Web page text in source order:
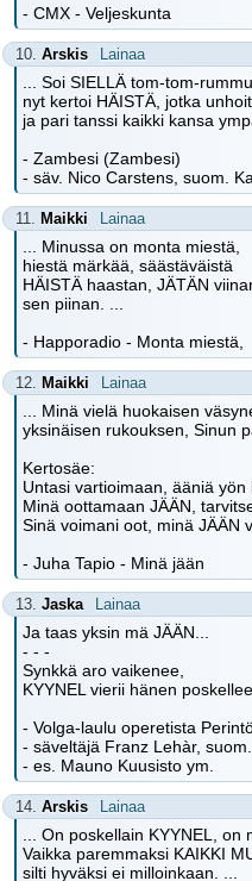
- CMX - Veljeskunta
10. Arskis Lainaa
... Soi SIELLÄ tom-tom-
nyt kertoi HÄISTÄ, jotka
ja pari tanssi kaikki kansa
- Zambesi (Zambesi)
- säv. Nico Carstens, suom.
11. Maikki Lainaa
... Minussa on monta miestä,
hiestä märkää, säästäväistä
HÄISTÄ haastan, JÄTÄN
sen piinan. ...
- Happoradio - Monta miestä,
12. Maikki Lainaa
... Minä vielä huokaisen
yksinäisen rukouksen, Sinun
Kertosäe:
Untasi vartioimaan, ääniä yön
Minä oottamaan JÄÄN,
Sinä voimani oot, minä JÄÄN
- Juha Tapio - Minä jään
13. Jaska Lainaa
Ja taas yksin mä JÄÄN...
- - -
Synkkä aro vaikenee,
KYYNEL vierii hänen
- Volga-laulu operetista
- säveltäjä Franz Lehàr,
- es. Mauno Kuusisto ym.
14. Arskis Lainaa
... On poskellain KYYNEL, on
Vaikka paremmaksi KAIKKI
silti hyväksi ei milloinkaan. ...